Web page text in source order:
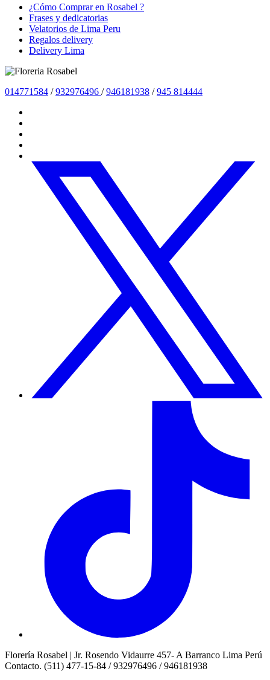
¿Cómo Comprar en Rosabel ?
Frases y dedicatorias
Velatorios de Lima Peru
Regalos delivery
Delivery Lima
014771584 /932976496 /946181938 /945 814444
Florería Rosabel | Jr. Rosendo Vidaurre 457- A Barranco Lima Perú
Contacto. (511) 477-15-84 / 932976496 / 946181938